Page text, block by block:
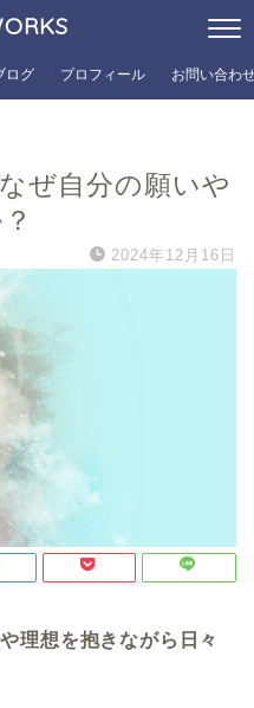
ログ プロフィール お問い合わ
ぜ自分の願いや
2024年12月16日
理想を抱きながら日々